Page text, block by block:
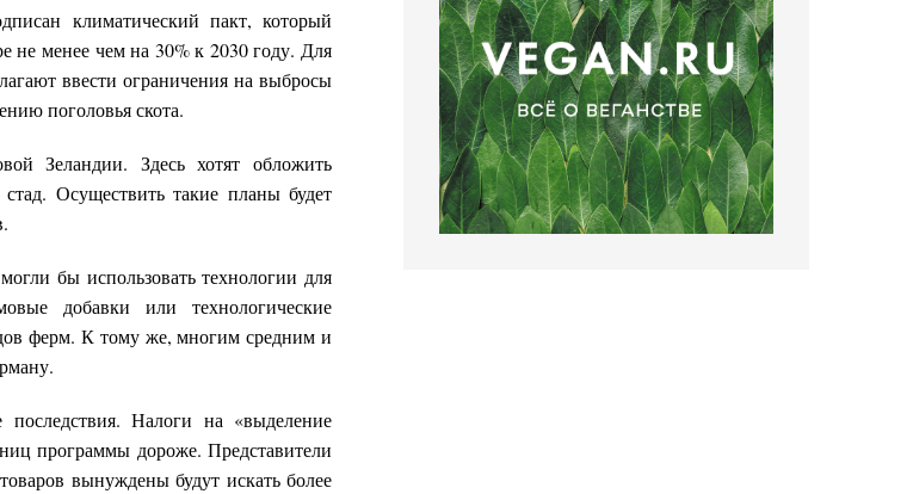
климатический пакт, который
не менее чем на 30% к 2030 году. Для
ввести ограничения на выбросы
поголовья скота.
Зеландии. Здесь хотят обложить
Осуществить такие планы будет
бы использовать технологии для
добавки или технологические
ферм. К тому же, многим средним и
Налоги на «выделение
программы дороже. Представители
вынуждены будут искать более